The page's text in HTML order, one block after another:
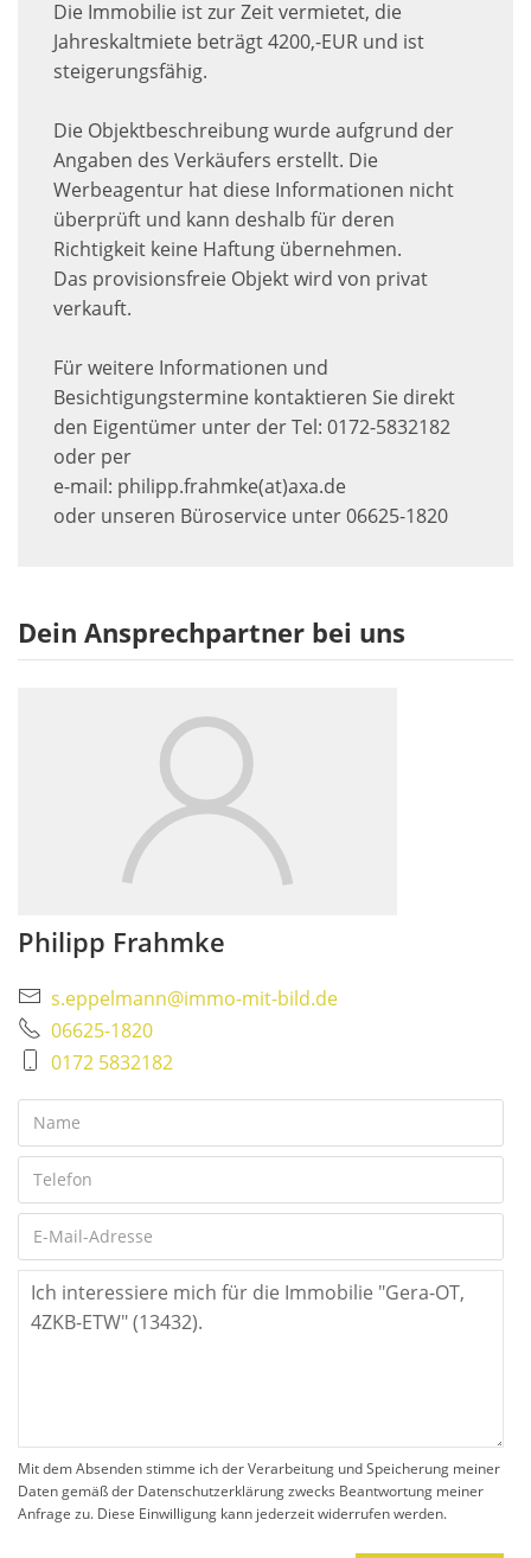
Die Immobilie ist zur Zeit vermietet, die
Jahreskaltmiete beträgt 4200,-EUR und ist
steigerungsfähig.
Die Objektbeschreibung wurde aufgrund der
Angaben des Verkäufers erstellt. Die
Werbeagentur hat diese Informationen nicht
überprüft und kann deshalb für deren
Richtigkeit keine Haftung übernehmen.
Das provisionsfreie Objekt wird von privat
verkauft.
Für weitere Informationen und
Besichtigungstermine kontaktieren Sie direkt
den Eigentümer unter der Tel: 0172-5832182
oder per
e-mail: philipp.frahmke(at)axa.de
oder unseren Büroservice unter 06625-1820
Dein Ansprechpartner bei uns
Philipp Frahmke
s.eppelmann@immo-mit-bild.de
06625-1820
0172 5832182
Mit dem Absenden stimme ich der Verarbeitung und Speicherung meiner
Daten gemäß der Datenschutzerklärung zwecks Beantwortung meiner
Anfrage zu. Diese Einwilligung kann jederzeit widerrufen werden.